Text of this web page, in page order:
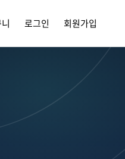
로그인 회원가입